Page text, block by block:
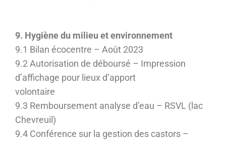
9. Hygiène du milieu et environnement
9.1 Bilan écocentre – Août 2023
9.2 Autorisation de déboursé – Impression
d’affichage pour lieux d’apport
volontaire
9.3 Remboursement analyse d’eau – RSVL (lac
Chevreuil)
9.4 Conférence sur la gestion des castors –